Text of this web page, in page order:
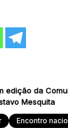
edição da
Mesquita
Encontro